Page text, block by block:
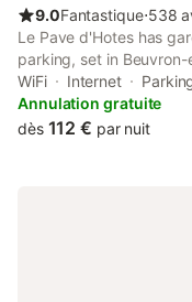
9.0Fantastique⋅538
Le Pave d'Hotes has
parking, set in
Raccourse. It is located
a housekeeping service.
WiFi Internet
Annulation gratuite
dès 112 € par nuit